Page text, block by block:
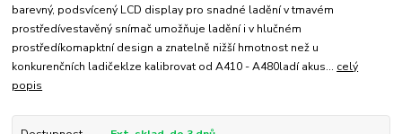
barevný, podsvícený LCD display pro snadné ladění v tmavém
prostředívestavěný snímač umožňuje ladění i v hlučném
prostředíkomapktní design a znatelně nižší hmotnost než u
konkurenčních ladičeklze kalibrovat od A410 - A480ladí akus... celý
popis